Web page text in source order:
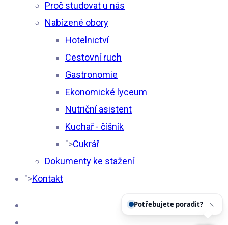
Proč studovat u nás
Nabízené obory
Hotelnictví
Cestovní ruch
Gastronomie
Ekonomické lyceum
Nutriční asistent
Kuchař - číšník
">Cukrář
Dokumenty ke stažení
">Kontakt
Potřebujete poradit?Z